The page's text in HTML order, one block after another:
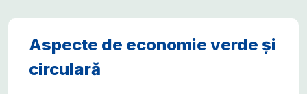
Aspecte de economie verde și
circulară